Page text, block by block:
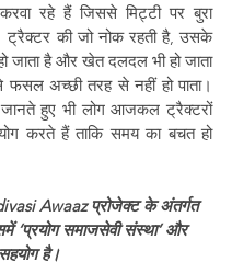
रहे हैं जिससे मिट्टी पर बुरा
ट्रैक्टर की जो नोक रहती है, उसके
जाता है और खेत दलदल भी हो जाता
अच्छी तरह से नहीं हो पाता।
जानते हुए भी लोग आजकल ट्रैक्टरों
करते हैं ताकि समय का बचत हो
Awaaz प्रोजेक्ट के अंतर्गत
‘प्रयोग समाजसेवी संस्था’ और
है।